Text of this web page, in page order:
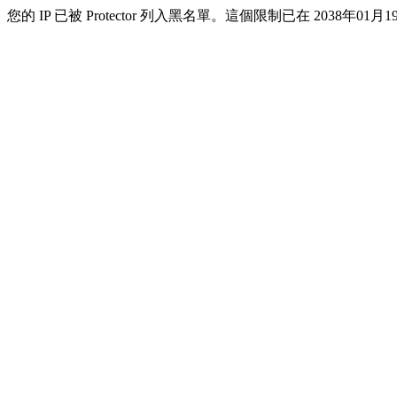
您的 IP 已被 Protector 列入黑名單。這個限制已在 2038年01月